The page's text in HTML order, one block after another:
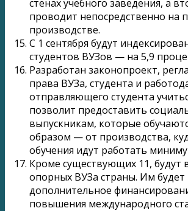
стенах учебного заведения, а
проводит непосредственно на
производстве.
С 1 сентября будут
студентов ВУЗов — на 5,9
Разработан законопроект,
права ВУЗа, студента и
отправляющего студента
позволит предоставить
выпускникам, которые
образом — от производства,
обучения идут работать
Кроме существующих 11, будут
опорных ВУЗа страны. Им будет
дополнительное
повышения международного